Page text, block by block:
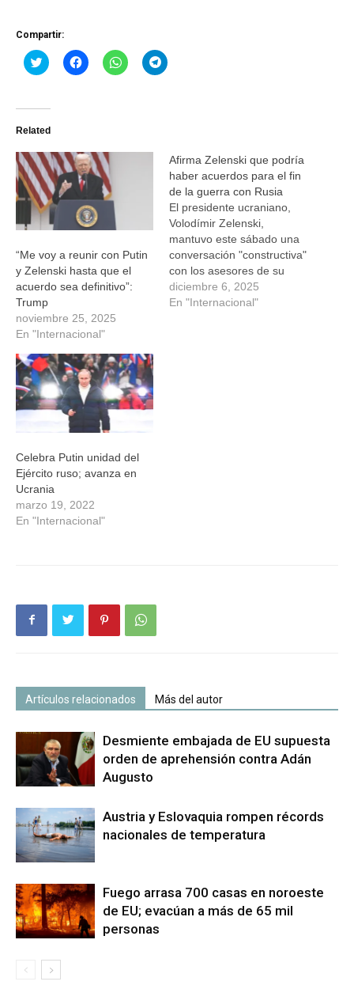
Compartir:
Haz
clic
Twitter
abre
una
ventana
nueva)
Haz
clic
una
ventana
nueva)
Haz
clic
una
Haz
clic
una
ventana
nueva)
Related
“Me voy a reunir con Putin
y Zelenski hasta que el
acuerdo sea definitivo”:
Trump
noviembre 25, 2025
En "Internacional"
Afirma Zelenski que podría
haber acuerdos para el fin
de la guerra con Rusia
El presidente ucraniano,
Volodímir Zelenski,
mantuvo este sábado una
conversación "constructiva"
con los asesores de su
homólogo estadounidense,
Donald Trump, sobre la
diciembre 6, 2025
En "Internacional"
Celebra Putin unidad del
Ejército ruso; avanza en
Ucrania
marzo 19, 2022
En "Internacional"
Artículos relacionados Más del autor
Desmiente embajada de EU supuesta
orden de aprehensión contra Adán
Augusto
Austria y Eslovaquia rompen récords
nacionales de temperatura
Fuego arrasa 700 casas en noroeste
de EU; evacúan a más de 65 mil
personas